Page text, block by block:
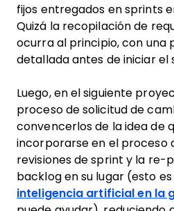
fijos entregados en sprints
Quizá la recopilación de
ocurra al principio, con una
detallada antes de iniciar el
Luego, en el siguiente
proceso de solicitud de
convencerlos de la idea de
incorporarse en el proceso
revisiones de sprint y la re-
backlog en su lugar (esto
inteligencia artificial en la